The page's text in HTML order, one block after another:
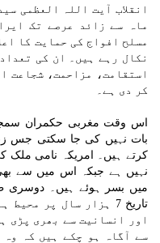
انقلاب آیت اللہ العظمی
ماہ سے زائد عرصے تک
مسلح افواج کی حمایت کا
نکال رہے ہیں۔ ان کی
استقامت، مزاحمت، شجاعت
کر دی ہے۔
اس وقت مغربی حکمران
بات نہیں کی جا سکتی جس
میں بسر ہوئے ہیں۔
تاریخ 7 ہزار سال پر
اور انسانیت سے بھری پڑی
سے آگاہ ہو چکے ہیں کہ وہ